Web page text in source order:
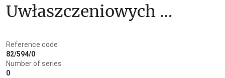
Uwłaszczeniowych z
Reference code
82/594/0
Number of series
0